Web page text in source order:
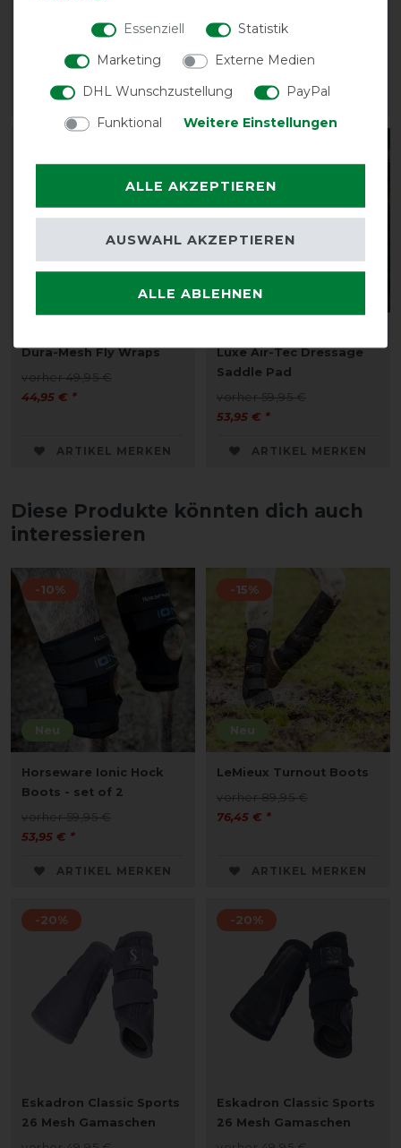
Saddle Pad
53,95 € *
ARTIKEL MERKEN
vorher 25,50 €
ARTIKEL MERKEN
Dura-Mesh Fly Wraps
vorher 49,95 €
44,95 € *
ARTIKEL MERKEN
Neu
Luxe Air-Tec Dressage
Saddle Pad
vorher 59,95 €
53,95 € *
ARTIKEL MERKEN
Diese Produkte könnten dich auch
interessieren
Neu
-10%
Horseware Ionic Hock
Boots - set of 2
vorher 59,95 €
53,95 € *
ARTIKEL MERKEN
Neu
-15%
LeMieux Turnout Boots
vorher 89,95 €
76,45 € *
ARTIKEL MERKEN
-20%
Eskadron Classic Sports
26 Mesh Gamaschen
-20%
Eskadron Classic Sports
26 Mesh Gamaschen
Essenziell
Statistik
Marketing
Externe Medien
DHL Wunschzustellung
PayPal
Funktional
Weitere Einstellungen
ALLE AKZEPTIEREN
ALLE ABLEHNEN
AUSWAHL AKZEPTIEREN